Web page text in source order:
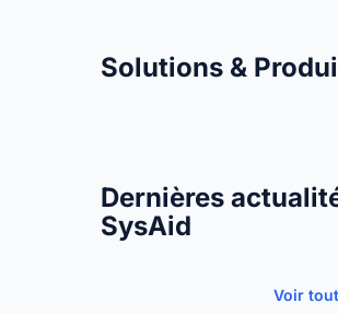
Solutions &
Dernières
SysAid
Voir